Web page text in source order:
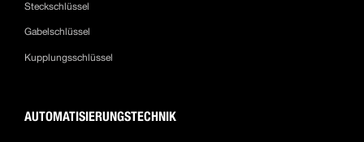
Steckschlüssel
Gabelschlüssel
Kupplungsschlüssel
AUTOMATISIERUNGSTECHNIK